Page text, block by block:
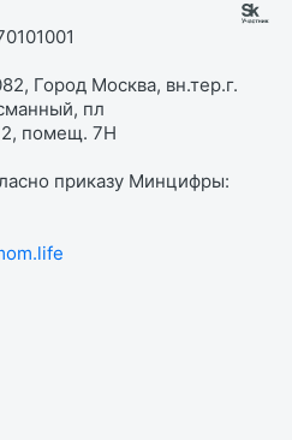
Город Москва, вн.тер.г.
пл
2, помещ. 7Н
приказу Минцифры: